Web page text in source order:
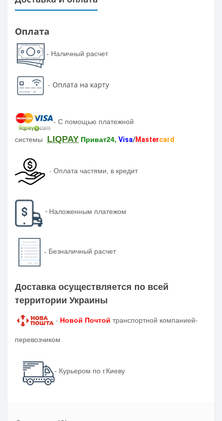
Оплата
- Наличный расчет
- Оплата на карту
- С помощью платежной
системы LIQPAY Приват24, Visa/Mastercard
- Оплата частями, в кредит
- Наложенным платежом
- Безналичный расчет
Доставка осуществляется по всей
территории Украины
- Новой Почтой транспортной компанией-
перевозчиком
- Курьером по г.Киеву